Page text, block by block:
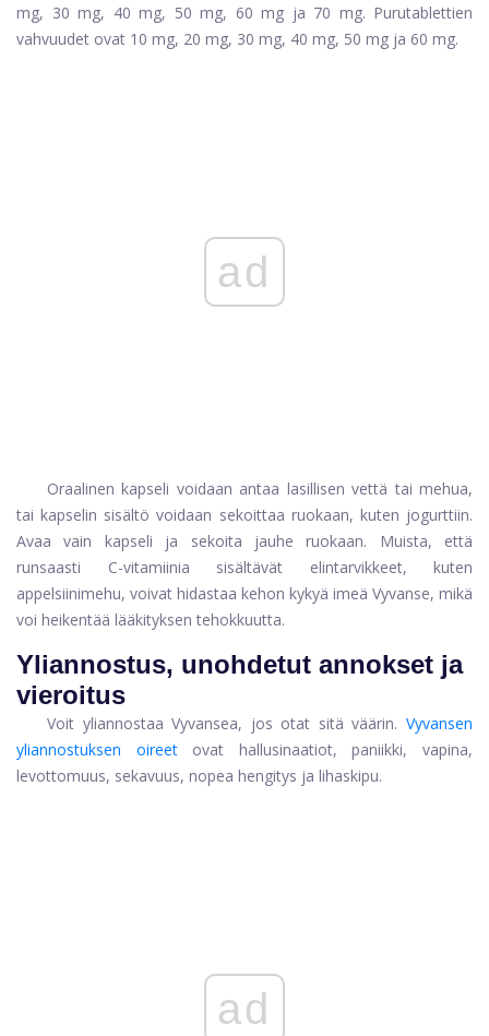
mg, 30 mg, 40 mg, 50 mg, 60 mg ja 70 mg. Purutablettien
vahvuudet ovat 10 mg, 20 mg, 30 mg, 40 mg, 50 mg ja 60 mg.
ad
Oraalinen kapseli voidaan antaa lasillisen vettä tai mehua,
tai kapselin sisältö voidaan sekoittaa ruokaan, kuten jogurttiin.
Avaa vain kapseli ja sekoita jauhe ruokaan. Muista, että
runsaasti C-vitamiinia sisältävät elintarvikkeet, kuten
appelsiinimehu, voivat hidastaa kehon kykyä imeä Vyvanse, mikä
voi heikentää lääkityksen tehokkuutta.
Yliannostus, unohdetut annokset ja
vieroitus
Voit yliannostaa Vyvansea, jos otat sitä väärin. Vyvansen
yliannostuksen oireet
ovat hallusinaatiot, paniikki, vapina,
levottomuus, sekavuus, nopea hengitys ja lihaskipu.
ad